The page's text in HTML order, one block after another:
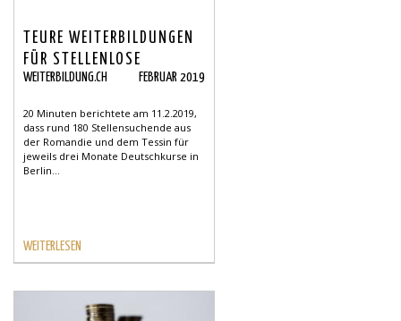
TEURE WEITERBILDUNGEN
FÜR STELLENLOSE
WEITERBILDUNG.CH FEBRUAR 2019
20 Minuten berichtete am 11.2.2019,
dass rund 180 Stellensuchende aus
der Romandie und dem Tessin für
jeweils drei Monate Deutschkurse in
Berlin...
WEITERLESEN